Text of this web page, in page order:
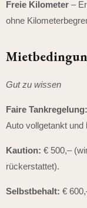
Freie Kilometer –
ohne
Gut zu wissen
Faire Tankregelung:
Auto vollgetankt
Kaution: € 500,–
rückerstattet).
Selbstbehalt: €